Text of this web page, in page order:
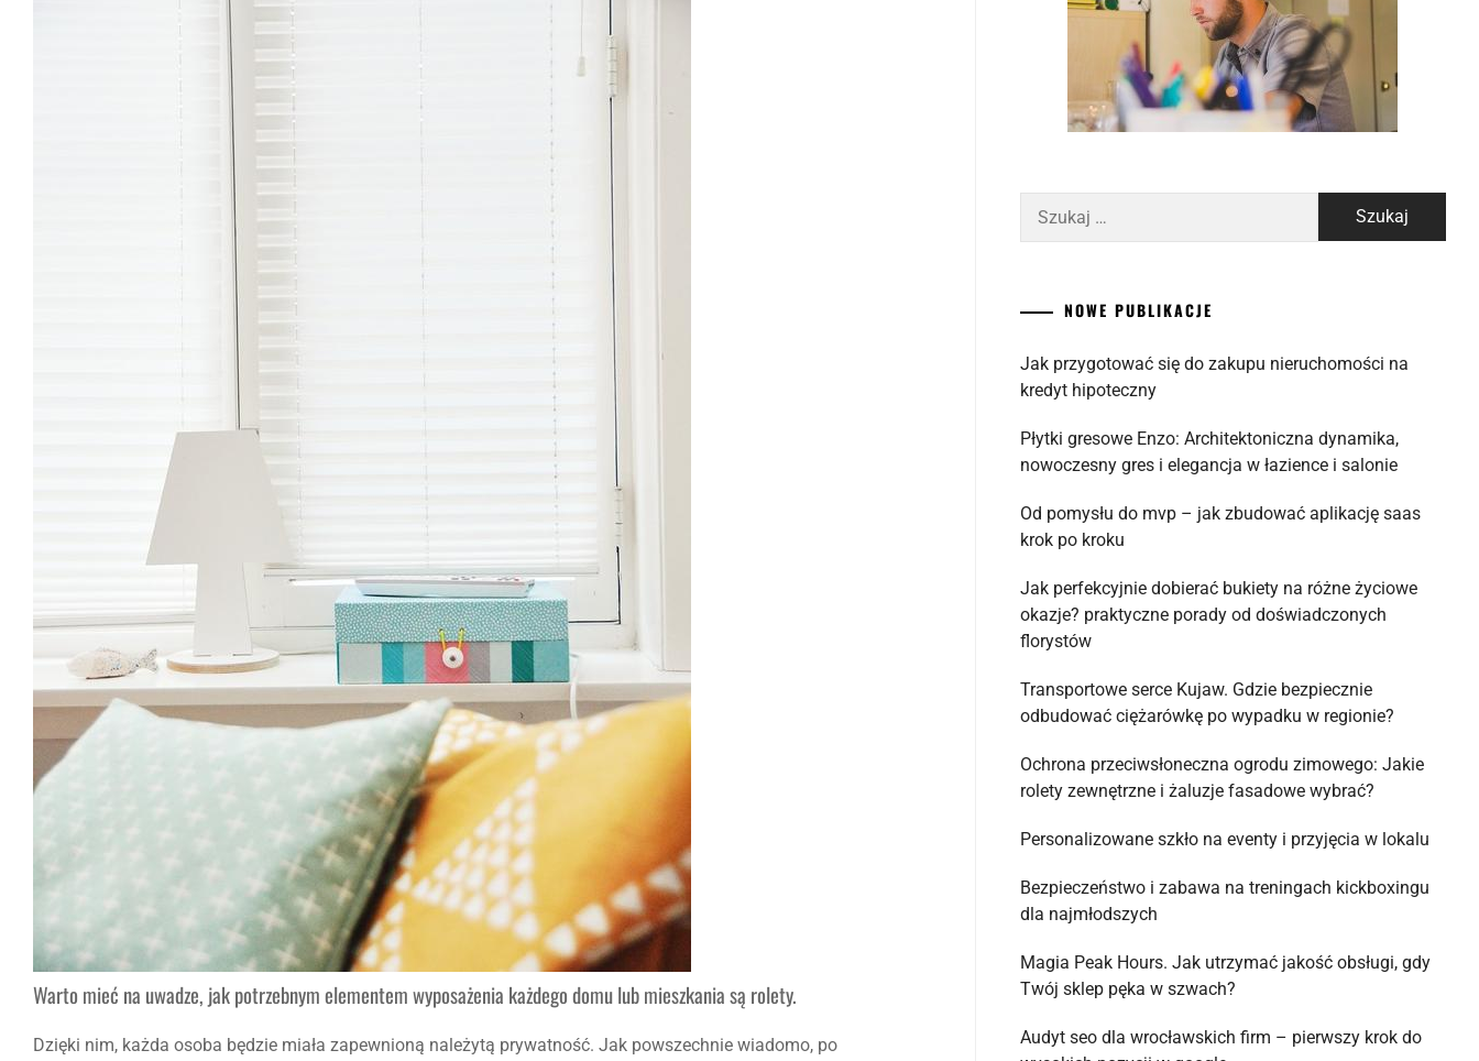
Warto mieć na uwadze, jak potrzebnym elementem wyposażenia każdego domu lub mieszkania są rolety.
Dzięki nim, każda osoba będzie miała zapewnioną należytą prywatność. Jak powszechnie wiadomo, po
NOWE PUBLIKACJE
Jak przygotować się do zakupu nieruchomości na
kredyt hipoteczny
Płytki gresowe Enzo: Architektoniczna dynamika,
nowoczesny gres i elegancja w łazience i salonie
Od pomysłu do mvp – jak zbudować aplikację saas
krok po kroku
Jak perfekcyjnie dobierać bukiety na różne życiowe
okazje? praktyczne porady od doświadczonych
florystów
Transportowe serce Kujaw. Gdzie bezpiecznie
odbudować ciężarówkę po wypadku w regionie?
Ochrona przeciwsłoneczna ogrodu zimowego: Jakie
rolety zewnętrzne i żaluzje fasadowe wybrać?
Personalizowane szkło na eventy i przyjęcia w lokalu
Bezpieczeństwo i zabawa na treningach kickboxingu
dla najmłodszych
Magia Peak Hours. Jak utrzymać jakość obsługi, gdy
Twój sklep pęka w szwach?
Audyt seo dla wrocławskich firm – pierwszy krok do